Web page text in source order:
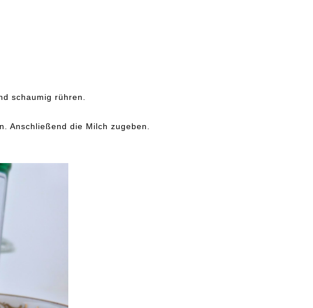
schaumig rühren.
Anschließend die Milch zugeben.